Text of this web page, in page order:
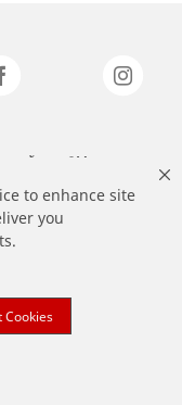
to enhance site
you
Cookies
การค้าของ 3M